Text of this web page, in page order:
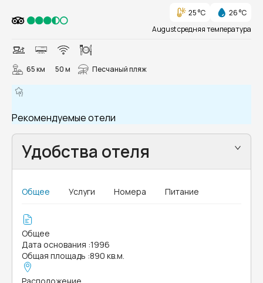
25 °C
26 °C
August средняя температура
65 км 50 м Песчаный пляж
Рекомендуемые отели
Удобства отеля
Общее Услуги Номера Питание
Общее
Дата основания :1996
Общая площадь :890 кв.м.